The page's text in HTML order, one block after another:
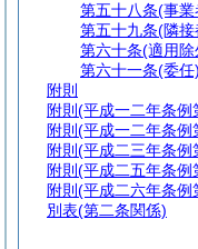
第五十八条(事業
第五十九条(隣接
第六十条(適用除
第六十一条(委任)
附則
附則 (平成一二年条例
附則 (平成一二年条例
附則 (平成二三年条例
附則 (平成二五年条例
附則 (平成二六年条例
別表(第二条関係)